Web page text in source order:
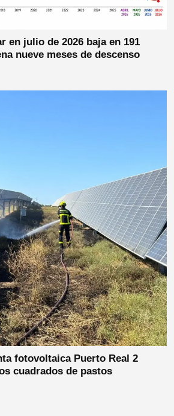
en julio de 2026 baja en 191
nueve meses de descenso
fotovoltaica Puerto Real 2
cuadrados de pastos